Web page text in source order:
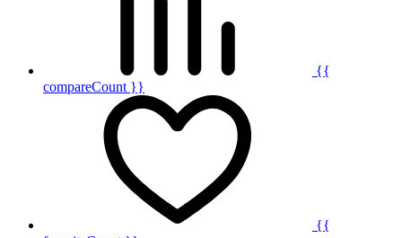
{{
compareCount }}
{{